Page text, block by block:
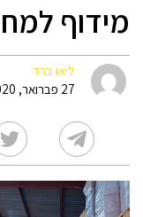
מידוף
ליאו ברד
27 פברואר, 2020 11:06